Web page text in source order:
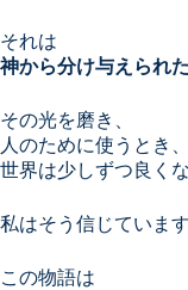
それは
神から分け与えられ
その光を磨き、
人のために使うとき、
世界は少しずつ良く
私はそう信じていま
この物語は